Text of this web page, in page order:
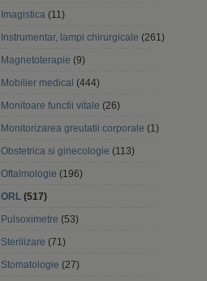
Imagistica (11)
Instrumentar, lampi chirurgicale (261)
Magnetoterapie (9)
Mobilier medical (444)
Monitoare functii vitale (26)
Monitorizarea greutatii corporale (1)
Obstetrica si ginecologie (113)
Oftalmologie (196)
ORL (517)
Pulsoximetre (53)
Sterilizare (71)
Stomatologie (27)